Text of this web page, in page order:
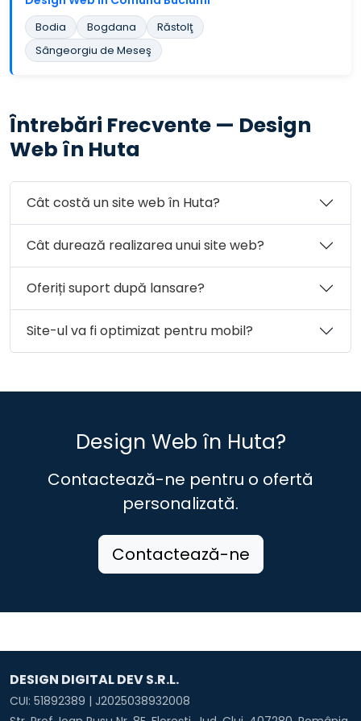
Bodia Bogdana
Răstolţ
Sângeorgiu de Meseş
Întrebări Frecvente — Design
Web în Huta
Cât costă un site web în Huta?
Cât durează realizarea unui site web?
Oferiți suport după lansare?
Site-ul va fi optimizat pentru mobil?
Design Web în Huta?
Contactează-ne pentru o ofertă
personalizată.
Contactează-ne
DESIGN DIGITAL DEV S.R.L.
CUI: 51892389 | J2025038932008